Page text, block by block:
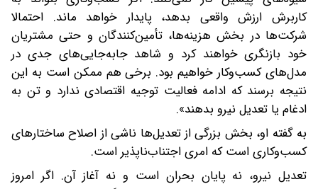
کاربرش ارزش واقعی بدهد، پایدار خواهد ماند. احتمالا
شرکت‌ها در بخش هزینه‌ها، تأمین‌کنندگان و حتی مشتریان
خود بازنگری خواهند کرد و شاهد جابه‌جایی‌های جدی در
مدل‌های کسب‌وکار خواهیم بود. برخی هم ممکن است به این
نتیجه برسند که ادامه فعالیت توجیه اقتصادی ندارد و تن به
ادغام یا تعدیل نیرو بدهند».
به‌ گفته او، بخش بزرگی از تعدیل‌ها ناشی از اصلاح ساختارهای
کسب‌وکاری‌ است که امری اجتناب‌ناپذیر است.‌
تعدیل نیرو، نه پایان بحران است و نه آغاز آن. اگر امروز